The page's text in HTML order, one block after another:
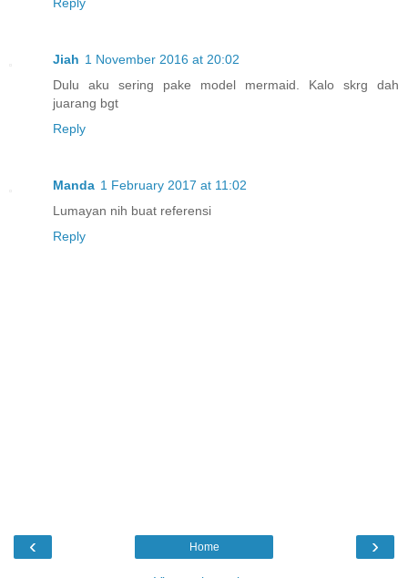
Reply
Jiah 1 November 2016 at 20:02
Dulu aku sering pake model mermaid. Kalo skrg dah
juarang bgt
Reply
Manda 1 February 2017 at 11:02
Lumayan nih buat referensi
Reply
‹ ›
Home